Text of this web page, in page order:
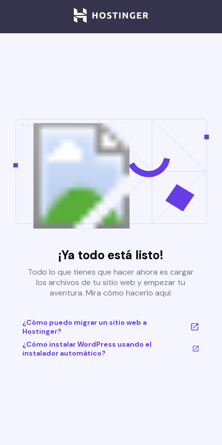
¡Ya todo está listo!
Todo lo que tienes que hacer ahora es cargar
los archivos de tu sitio web y empezar tu
aventura. Mira cómo hacerlo aquí:
¿Cómo puedo migrar un sitio web a
Hostinger?
¿Cómo instalar WordPress usando el
instalador automático?